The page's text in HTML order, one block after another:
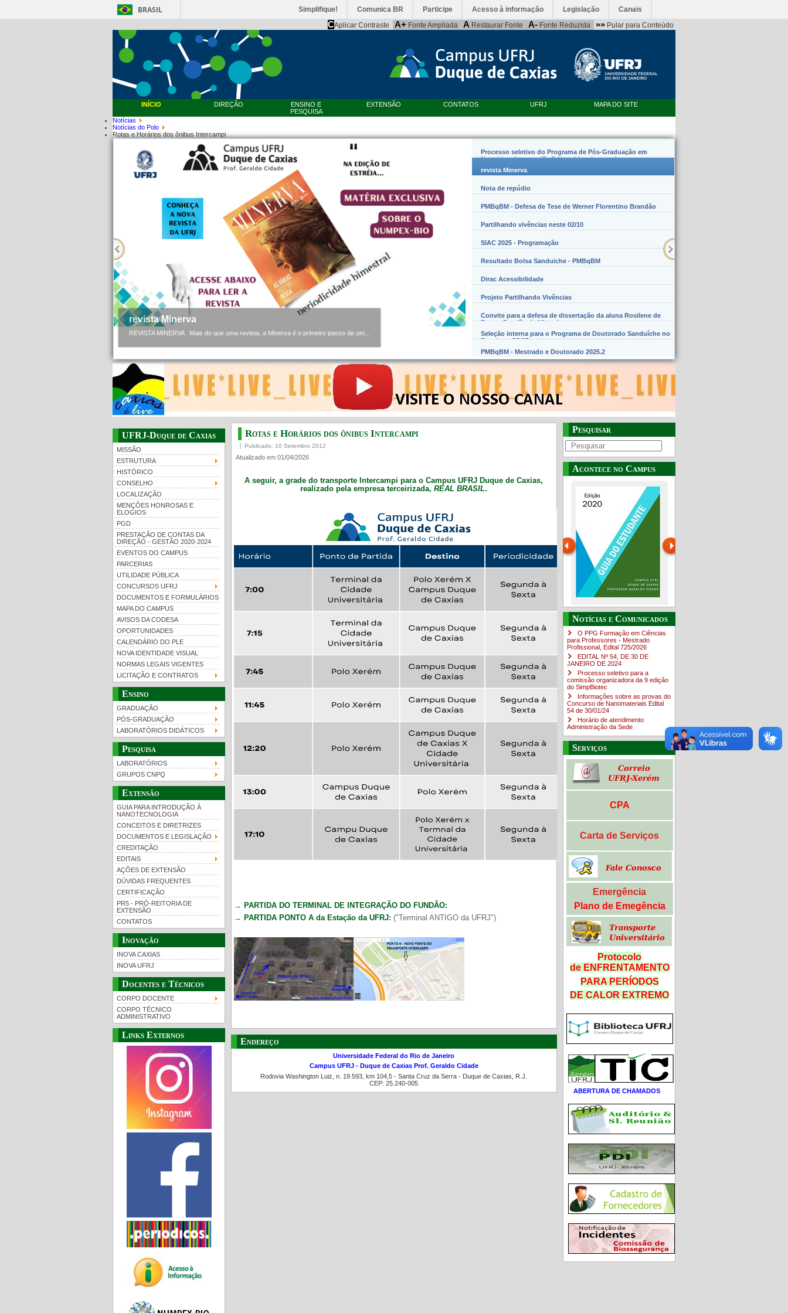
BRASIL Simplifique! Comunica BR Participe Acesso à informação Legislação Canais
CAplicar Contraste A+ Fonte Ampliada A Restaurar Fonte A- Fonte Reduzida »» Pular para Conteúdo
INÍCIO DIREÇÃO
ENSINO E
PESQUISA
EXTENSÃO CONTATOS UFRJ MAPA DO SITE
Notícias
Notícias do Polo
Rotas e Horários dos ônibus Intercampi
revista Minerva
REVISTA MINERVA Mais do que uma revista, a Minerva é o primeiro passo de um...
Processo seletivo do Programa de Pós-Graduação em
Nanobiossistemas (PpG Nanobiossistemas)
revista Minerva
Nota de repúdio
PMBqBM - Defesa de Tese de Werner Florentino Brandão
Partilhando vivências neste 02/10
SIAC 2025 - Programação
Resultado Bolsa Sanduiche - PMBqBM
Dirac Acessibilidade
Projeto Partilhando Vivências
Convite para a defesa de dissertação da aluna Rosilene de
Barros Damião de Miranda
Seleção interna para o Programa de Doutorado Sanduíche no
Exterior – PDSE
PMBqBM - Mestrado e Doutorado 2025.2
UFRJ-Duque de Caxias
MISSÃO
ESTRUTURA
HISTÓRICO
CONSELHO
LOCALIZAÇÃO
MENÇÕES HONROSAS E
ELOGIOS
PGD
PRESTAÇÃO DE CONTAS DA
DIREÇÃO - GESTÃO 2020-2024
EVENTOS DO CAMPUS
PARCERIAS
UTILIDADE PÚBLICA
CONCURSOS UFRJ
DOCUMENTOS E FORMULÁRIOS
MAPA DO CAMPUS
AVISOS DA CODESA
OPORTUNIDADES
CALENDÁRIO DO PLE
NOVA IDENTIDADE VISUAL
NORMAS LEGAIS VIGENTES
LICITAÇÃO E CONTRATOS
Ensino
GRADUAÇÃO
PÓS-GRADUAÇÃO
LABORATÓRIOS DIDÁTICOS
Pesquisa
LABORATÓRIOS
GRUPOS CNPQ
Extensão
GUIA PARA INTRODUÇÃO À
NANOTECNOLOGIA
CONCEITOS E DIRETRIZES
DOCUMENTOS E LEGISLAÇÃO
CREDITAÇÃO
EDITAIS
AÇÕES DE EXTENSÃO
DÚVIDAS FREQUENTES
CERTIFICAÇÃO
PR5 - PRÓ-REITORIA DE
EXTENSÃO
CONTATOS
Inovação
INOVA CAXIAS
INOVA UFRJ
Docentes e Técnicos
CORPO DOCENTE
CORPO TÉCNICO
ADMINISTRATIVO
Links Externos
Rotas e Horários dos ônibus Intercampi
Publicado: 10 Setembro 2012
Atualizado em 01/04/2026
A seguir, a grade do transporte Intercampi para o Campus UFRJ Duque de Caxias,
realizado pela empresa terceirizada, REAL BRASIL.
→ PARTIDA DO TERMINAL DE INTEGRAÇÃO DO FUNDÃO:
→ PARTIDAPONTO A da Estação da UFRJ: ("Terminal ANTIGO da UFRJ")
Endereço
Universidade Federal do Rio de Janeiro
Campus UFRJ - Duque de Caxias Prof. Geraldo Cidade
Rodovia Washington Luiz, n. 19.593, km 104,5 - Santa Cruz da Serra - Duque de Caxias, R.J.
CEP: 25.240-005
Pesquisar
Acontece no Campus
Guia do estudante
https://www.youtube.com/channel/UC46BbEKCwNCdJvi4sNpOf3w
UFRJ 100 anos Notícias e Comunicados
O PPG Formação em Ciências
para Professores - Mestrado
Profissional, Edital ​725/202​6
EDITAL Nº 54, DE 30 DE
JANEIRO DE 2024
Processo seletivo para a
comissão organizadora da 9 edição
do SimpBiotec
Informações sobre as provas do
Concurso de Nanomateriais Edital
54 de 30/01/24
Horário de atendimento
Administração da Sede
Serviços
CPA
Carta de Serviços
Emergência
Plano de Emegência
Protocolo
de ENFRENTAMENTO
PARA PERÍODOS
DE CALOR EXTREMO
ABERTURA DE CHAMADOS